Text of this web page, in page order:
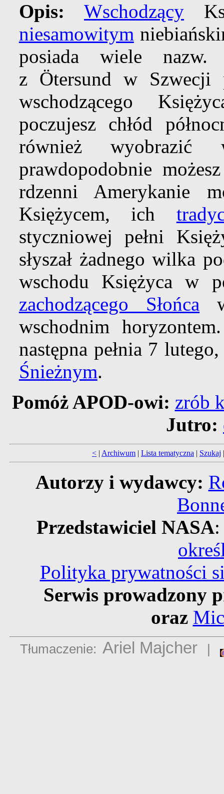
Opis:
Wschodzący
niesamowitym
posiada wiele nazw.
z Ötersund w
wschodzącego
poczujesz chłód
również
prawdopodobnie
rdzenni Amerykanie
Księżycem, ich
styczniowej pełni
słyszał żadnego wilka
wschodu Księżyca w
zachodzącego Słońca
wschodnim
następna pełnia 7
Śnieżnym.
Pomóż APOD-owi: zrób
Jutro:
< | Archiwum | Lista tematyczna | Szukaj
Autorzy i wydawcy:
Przedstawiciel NASA
Polityka prywatności
Serwis prowadzony
oraz
Tłumaczenie: Ariel Majcher |